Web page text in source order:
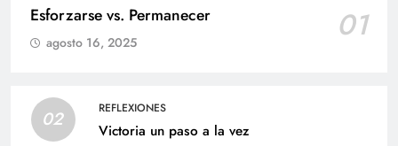
Esforzarse vs. Permanecer 01
agosto 16, 2025
02 REFLEXIONES
Victoria un paso a la vez